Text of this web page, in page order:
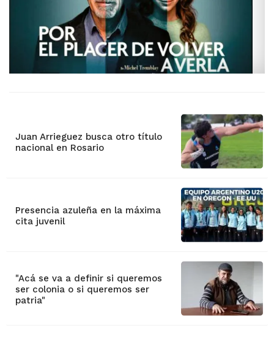
Juan Arrieguez busca otro título
nacional en Rosario
Presencia azuleña en la máxima
cita juvenil
"Acá se va a definir si queremos
ser colonia o si queremos ser
patria"